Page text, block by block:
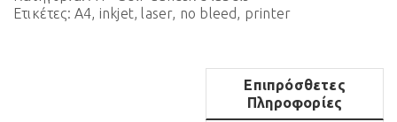
Ετικέτες: A4, inkjet, laser, no bleed, printer
Επιπρόσθετες
Πληροφορίες